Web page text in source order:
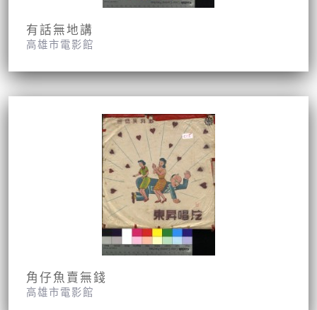
有話無地講
高雄市電影館
角仔魚賣無錢
高雄市電影館